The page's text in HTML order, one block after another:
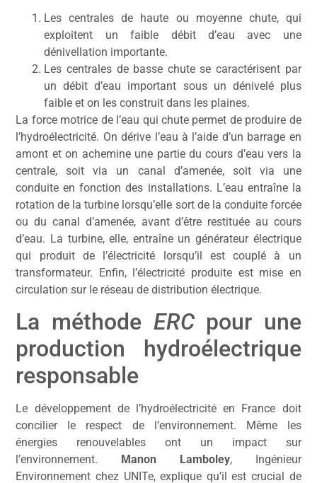
Les centrales de haute ou moyenne chute, qui
exploitent un faible débit d’eau avec une
dénivellation importante.
Les centrales de basse chute se caractérisent par
un débit d’eau important sous un dénivelé plus
faible et on les construit dans les plaines.
La force motrice de l’eau qui chute permet de produire de
l’hydroélectricité. On dérive l’eau à l’aide d’un barrage en
amont et on achemine une partie du cours d’eau vers la
centrale, soit via un canal d’amenée, soit via une
conduite en fonction des installations. L’eau entraîne la
rotation de la turbine lorsqu’elle sort de la conduite forcée
ou du canal d’amenée, avant d’être restituée au cours
d’eau. La turbine, elle, entraîne un générateur électrique
qui produit de l’électricité lorsqu’il est couplé à un
transformateur. Enfin, l’électricité produite est mise en
circulation sur le réseau de distribution électrique.
La méthode ERCpour une
production hydroélectrique
responsable
Le développement de l’hydroélectricité en France doit
concilier le respect de l’environnement. Même les
énergies renouvelables ont un impact sur
l’environnement. Manon Lamboley, Ingénieur
Environnement chez UNITe, explique qu’il est crucial de